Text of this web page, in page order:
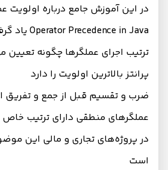
در این آموزش جامع درباره اولویت
Operator Precedence in Java یاد گرفتیم:
ترتیب اجرای عملگرها چگونه
پرانتز بالاترین اولویت را دارد
ضرب و تقسیم قبل از جمع و تفریق
عملگرهای منطقی دارای ترتیب
در پروژه‌های تجاری و مالی این
است